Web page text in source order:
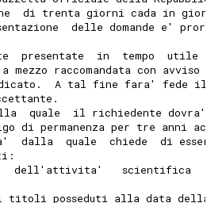
di trenta giorni cada in
delle domande e'
presentate  in  tempo  utile
mezzo raccomandata con
A tal fine fara' fede il
quale  il richiedente
di permanenza per tre anni
dalla  quale  chiede  di
dell'attivita'   scientifica
titoli posseduti alla data